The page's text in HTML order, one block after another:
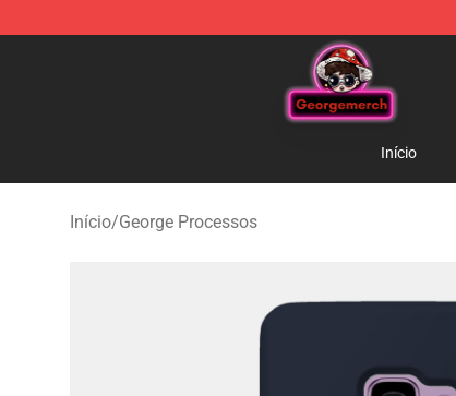
George Store - Official George Merchandise Shop
Início
Início/George Processos